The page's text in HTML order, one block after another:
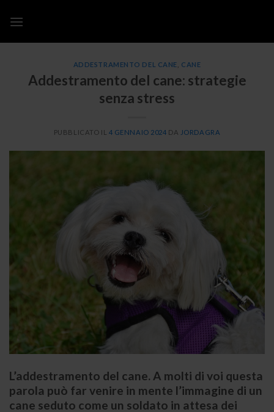
ADDESTRAMENTO DEL CANE CANE
Addestramento del cane: strategie
senza stress
PUBBLICATO IL 4 GENNAIO 2024 DA JORDAGRA
L’addestramento del cane. A molti di voi questa
parola può far venire in mente l’immagine di un
cane seduto come un soldato in attesa dei